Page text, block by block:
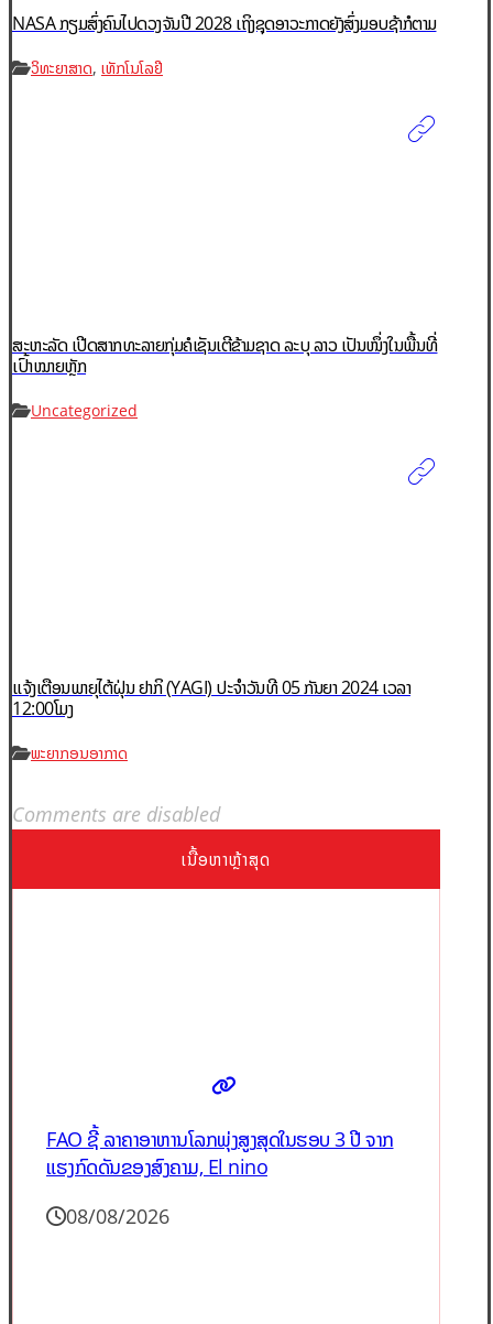
NASA ກຽມສົ່ງຄົນໄປດວງຈັນປີ 2028 ເຖິງຊຸດອາວະກາດຍັງສົ່ງມອບຊ້າກໍຕາມ
ວິທະຍາສາດ, ເທັກໂນໂລຢີ
ສະຫະລັດ ເປີດສາກທະລາຍກຸ່ມຄໍເຊັນເຕີຂ້າມຊາດ ລະບຸ ລາວ ເປັນໜຶ່ງໃນພື້ນທີ່
ເປົ້າໝາຍຫຼັກ
Uncategorized
ແຈ້ງເຕືອນພາຍຸໄຕ້ຝຸ່ນ ຢາກິ (YAGI)​ ປະຈໍາວັນທີ 05 ກັນຍາ 2024 ເວລາ
12:00ໂມງ
ພະຍາກອນອາກາດ
Comments are disabled
ເນື້ອຫາຫຼ້າສຸດ
FAO ຊີ້ ລາຄາອາຫານໂລກພຸ່ງສູງສຸດໃນຮອບ 3 ປີ ຈາກ
ແຮງກົດດັນຂອງສົງຄາມ, El nino
08/08/2026